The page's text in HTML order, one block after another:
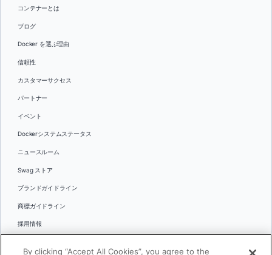
コンテナーとは
ブログ
Docker を選ぶ理由
信頼性
カスタマーサクセス
パートナー
イベント
Dockerシステムステータス
ニュースルーム
Swag ストア
ブランドガイドライン
商標ガイドライン
採用情報
By clicking “Accept All Cookies”, you agree to the